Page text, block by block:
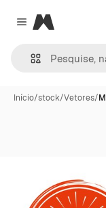
Close menu
Magnific
Início/stock/Vetores/